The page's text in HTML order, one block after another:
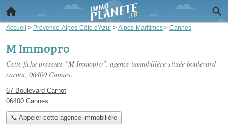
Accueil > Provence-Alpes-Côte d'Azur > Alpes-Maritimes > Cannes
M Immopro
Cette fiche présente "M Immopro", agence immobilière située boulevard
carnot, 06400 Cannes.
67 Boulevard Carnot
06400 Cannes
📞 Appeler cette agence immobilière